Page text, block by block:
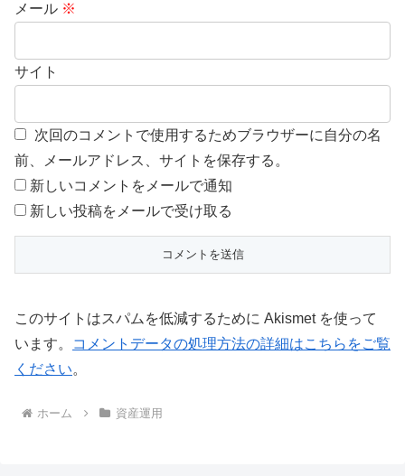
メール ※
サイト
次回のコメントで使用するためブラウザーに自分の名
前、メールアドレス、サイトを保存する。
新しいコメントをメールで通知
新しい投稿をメールで受け取る
このサイトはスパムを低減するために Akismet を使って
います。
コメントデータの処理方法の詳細はこちらをご覧
ください。
ホーム 資産運用